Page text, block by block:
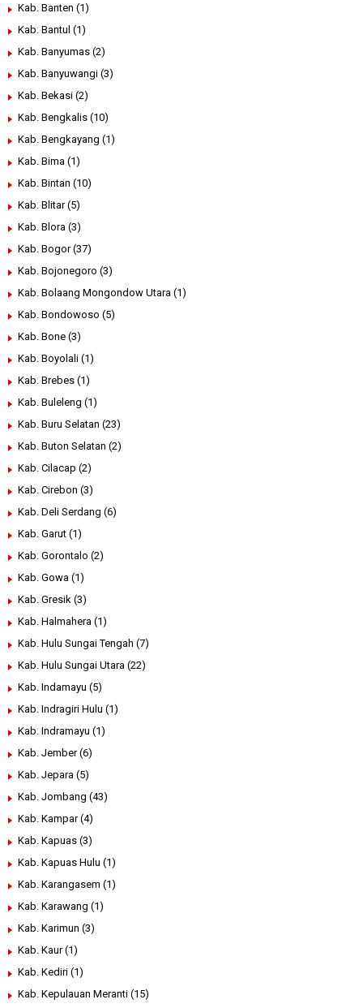
Kab. Banten (1)
Kab. Bantul (1)
Kab. Banyumas (2)
Kab. Banyuwangi (3)
Kab. Bekasi (2)
Kab. Bengkalis (10)
Kab. Bengkayang (1)
Kab. Bima (1)
Kab. Bintan (10)
Kab. Blitar (5)
Kab. Blora (3)
Kab. Bogor (37)
Kab. Bojonegoro (3)
Kab. Bolaang Mongondow Utara (1)
Kab. Bondowoso (5)
Kab. Bone (3)
Kab. Boyolali (1)
Kab. Brebes (1)
Kab. Buleleng (1)
Kab. Buru Selatan (23)
Kab. Buton Selatan (2)
Kab. Cilacap (2)
Kab. Cirebon (3)
Kab. Deli Serdang (6)
Kab. Garut (1)
Kab. Gorontalo (2)
Kab. Gowa (1)
Kab. Gresik (3)
Kab. Halmahera (1)
Kab. Hulu Sungai Tengah (7)
Kab. Hulu Sungai Utara (22)
Kab. Indamayu (5)
Kab. Indragiri Hulu (1)
Kab. Indramayu (1)
Kab. Jember (6)
Kab. Jepara (5)
Kab. Jombang (43)
Kab. Kampar (4)
Kab. Kapuas (3)
Kab. Kapuas Hulu (1)
Kab. Karangasem (1)
Kab. Karawang (1)
Kab. Karimun (3)
Kab. Kaur (1)
Kab. Kediri (1)
Kab. Kepulauan Meranti (15)